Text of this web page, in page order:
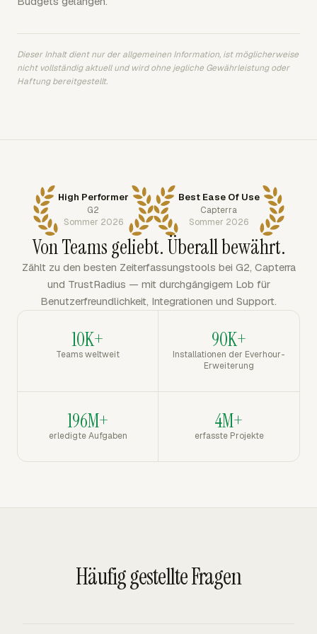
Dieser Inhalt dient nur der allgemeinen Information, ist möglicherweise
nicht vollständig aktuell und wird ohne jegliche Gewährleistung oder
Haftung bereitgestellt.
High Performer
G2
Sommer 2026
Best Ease Of Use
Capterra
Sommer 2026
Von Teams geliebt. Überall bewährt.
Zählt zu den besten Zeiterfassungstools bei G2, Capterra
und TrustRadius — mit durchgängigem Lob für
Benutzerfreundlichkeit, Integrationen und Support.
10K+
Teams weltweit
90K+
Installationen der Everhour-
Erweiterung
196M+
erledigte Aufgaben
4M+
erfasste Projekte
Häufig gestellte Fragen